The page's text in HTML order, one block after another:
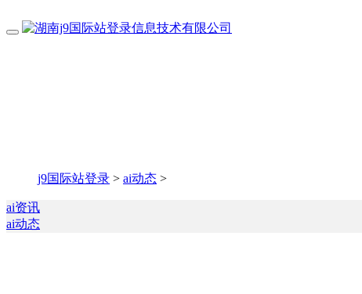
j9国际站登录 > ai动态 >
ai资讯
ai动态